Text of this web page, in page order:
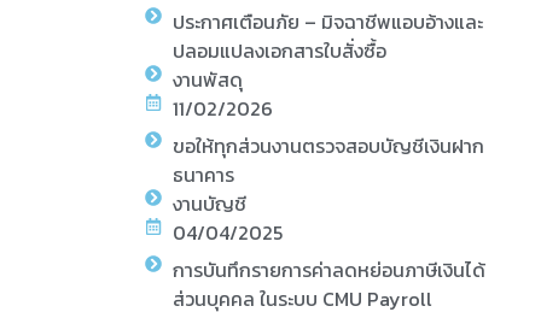
ประกาศเตือนภัย – มิจฉาชีพแอบอ้างและ
ปลอมแปลงเอกสารใบสั่งซื้อ
งานพัสดุ
11/02/2026
ขอให้ทุกส่วนงานตรวจสอบบัญชีเงินฝาก
ธนาคาร
งานบัญชี
04/04/2025
การบันทึกรายการค่าลดหย่อนภาษีเงินได้
ส่วนบุคคล ในระบบ CMU Payroll